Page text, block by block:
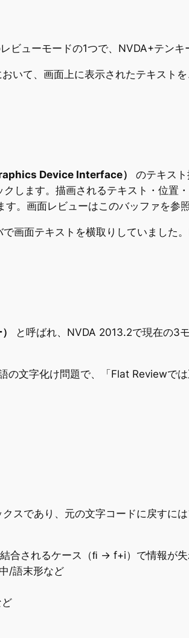
ューモードの1つで、NVDA+テンキ
いて、画面上に表示されたテキスト
Device Interface） のテキス
します。描画されるテキスト・位置
。画面レビューはこのバッファを参照
画面テキストを横取りしていました
と呼ばれ、NVDA 2013.2で現在の3
文字化け問題で、「Flat Reviewで
スであり、元の文字コードに戻すに
合されるケース（ﬁ → f+i）で情報が失
/語末形など